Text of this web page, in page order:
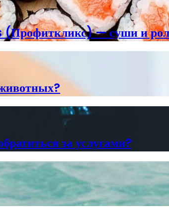
(Профиткликс) — суши и
за услугами?